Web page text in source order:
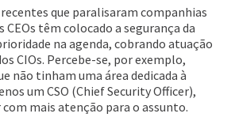
que paralisaram companhias
CEOs têm colocado a segurança da
na agenda, cobrando atuação
CIOs. Percebe-se, por exemplo,
não tinham uma área dedicada à
um CSO (Chief Security Officer),
mais atenção para o assunto.